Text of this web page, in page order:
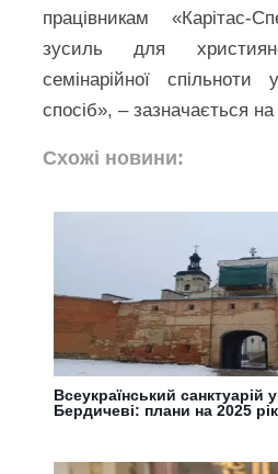
працівникам «Карітас-
зусиль для
семінарійної
спосіб», – зазначається на
Схожі новини:
Всеукраїнський санктуарій у
Бердичеві: плани на 2025 рік